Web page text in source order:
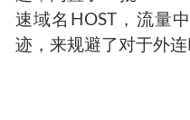
速域名HOST，流量
迹，来规避了对于外连